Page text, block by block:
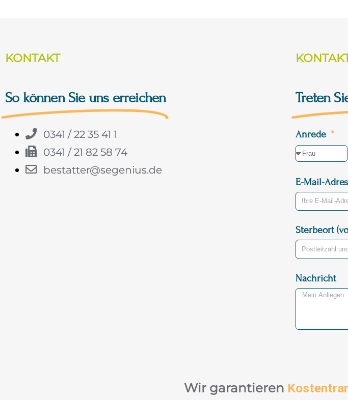
KONTAKT
So können Sie uns erreichen
0341 / 22 35 41 1
0341 / 21 82 58 74
bestatter@segenius.de
Treten
Anrede
E-Mail-
Sterbeort
Nachricht
Wir garantieren